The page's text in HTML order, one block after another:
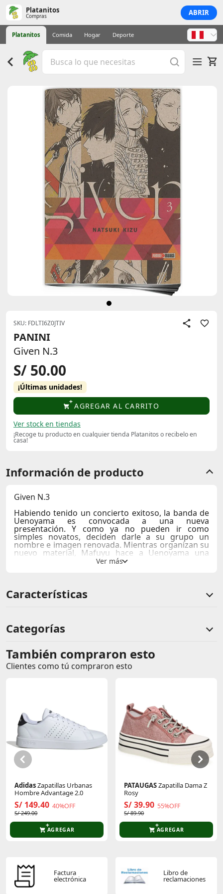
Platanitos
Compras ABRIR
Platanitos Comida Hogar Deporte
SKU: FDLTI6Z0JTIV
PANINI
Given N.3
S/ 50.00
¡Últimas unidades!
AGREGAR AL CARRITO
Ver stock en tiendas
¡Recoge tu producto en cualquier tienda Platanitos o recibelo en
casa!
Información de producto
Given N.3
Habiendo tenido un concierto exitoso, la banda de
Uenoyama es convocada a una nueva
presentación. Y como ya no pueden ir como
simples novatos, deciden darle a su grupo un
nombre e imagen renovada. Mientras organizan su
nuevo material, Mafuyu hace a Uenoyama una
vibrante confesión que lo dejará perplejo.
Medidas: 13 x 18 cm
Edad de lectura: APT
Características
Categorías
Comentarios de clientes
Comentarios de clientes que compraron este producto
Sin calificaciones
Este producto aún no tiene calificaciones.
Sé el primero en comentar y acumula Puntos.
También compraron esto
Clientes como tú compraron esto
AdidasZapatillas Urbanas
Hombre Advantage 2.0
S/ 149.40 40%OFF
S/ 249.00
AGREGAR
PATAUGASZapatilla Dama Z
Rosy
S/ 39.90 55%OFF
S/ 89.90
AGREGAR
Factura
electrónica
Libro de
reclamaciones